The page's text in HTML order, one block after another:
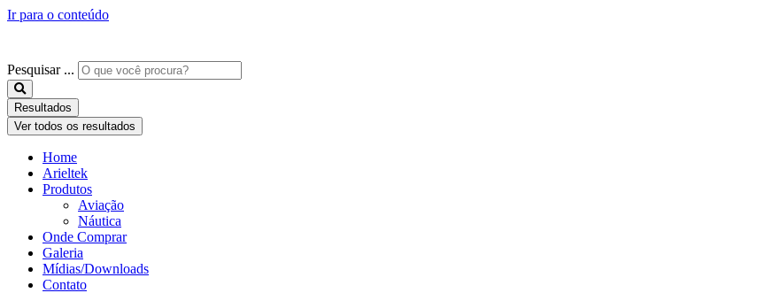
Ir para o conteúdo
Pesquisar ...
Resultados
Ver todos os resultados
Home
Arieltek
Produtos
Aviação
Náutica
Onde Comprar
Galeria
Mídias/Downloads
Contato